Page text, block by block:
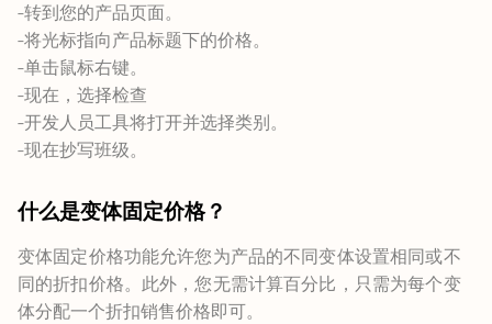
-转到您的产品页面。
-将光标指向产品标题下的价格。
-单击鼠标右键。
-现在，选择检查
-开发人员工具将打开并选择类别。
-现在抄写班级。
什么是变体固定价格？
变体固定价格功能允许您为产品的不同变体设置相同或不
同的折扣价格。此外，您无需计算百分比，只需为每个变
体分配一个折扣销售价格即可。